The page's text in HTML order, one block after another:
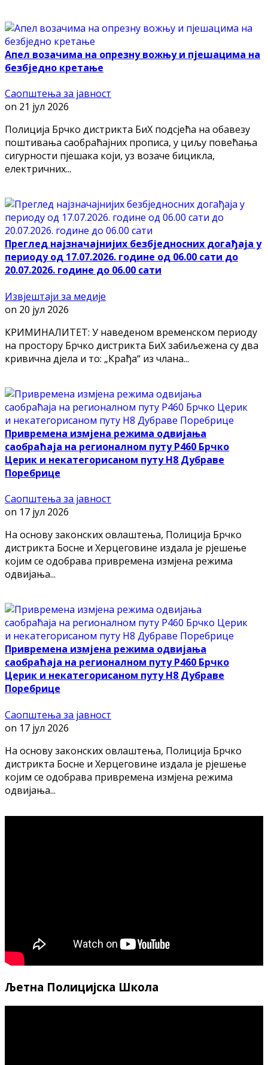
Апел возачима на опрезну вожњу и пјешацима на
безбједно кретање
Саопштења за јавност
on 21 јул 2026
Полиција Брчко дистрикта БиХ подсјећа на обавезу
поштивања саобраћајних прописа, у циљу повећања
сигурности пјешака који, уз возаче бицикла,
електричних...
Преглед најзначајнијих безбједносних догађаја у
периоду од 17.07.2026. године од 06.00 сати до
20.07.2026. године до 06.00 сати
Извјештаји за медије
on 20 јул 2026
КРИМИНАЛИТЕТ: У наведеном временском периоду
на простору Брчко дистрикта БиХ забиљежена су два
кривична дјела и то: „Крађа“ из члана...
Привремена измјена режима одвијања
саобраћаја на регионалном путу Р460 Брчко
Церик и некатегорисаном путу Н8 Дубраве
Поребрице
Саопштења за јавност
on 17 јул 2026
На основу законских овлаштења, Полиција Брчко
дистрикта Босне и Херцеговине издала је рјешење
којим се одобрава привремена измјена режима
одвијања...
Привремена измјена режима одвијања
саобраћаја на регионалном путу Р460 Брчко
Церик и некатегорисаном путу Н8 Дубраве
Поребрице
Саопштења за јавност
on 17 јул 2026
На основу законских овлаштења, Полиција Брчко
дистрикта Босне и Херцеговине издала је рјешење
којим се одобрава привремена измјена режима
одвијања...
Љетна Полицијска Школа